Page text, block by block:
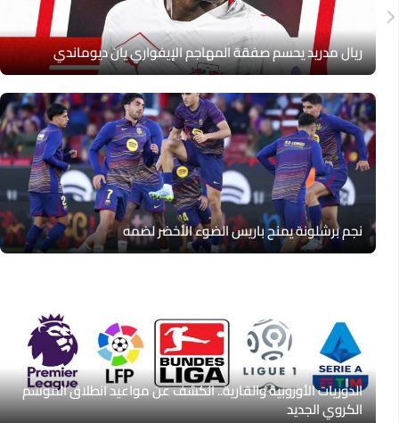
ريال مدريد يحسم صفقة المهاجم الإيفواري يان ديوماندي
نجم برشلونة يمنح باريس الضوء الأخضر لضمه
الدوريات الأوروبية والقارية.. الكشف عن مواعيد انطلاق الموسم
الكروي الجديد